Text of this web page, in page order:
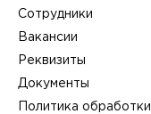
Сотрудники
Вакансии
Реквизиты
Документы
Политика обработки